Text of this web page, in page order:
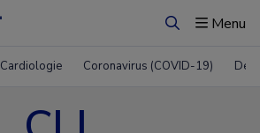
ZoekenMenu
Cardiologie Coronavirus (COVID-19)